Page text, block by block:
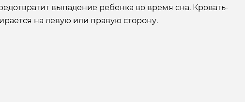
выпадение ребенка во время сна. Кровать-
на левую или правую сторону.